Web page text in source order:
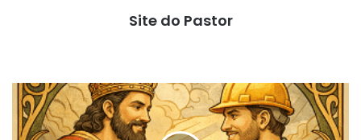
Site do Pastor
Negócio
bom